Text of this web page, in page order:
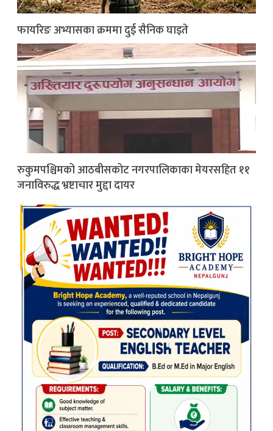
फायरिङ अभ्यासका क्रममा दुई सैनिक घाइते
रुकुमपश्चिमको आठबीसकोट नगरपालिकाका मेयरसहित ११
जनाविरुद्ध भ्रष्टाचार मुद्दा दायर